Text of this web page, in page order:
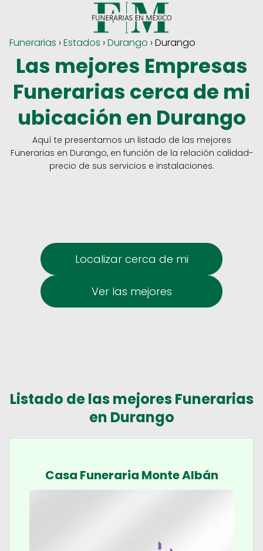
Funerarias ›Estados ›Durango › Durango
Las mejores Empresas
Funerarias cerca de mi
ubicación en Durango
Aquí te presentamos un listado de las mejores
Funerarias en Durango, en función de la relación calidad-
precio de sus servicios e instalaciones.
Localizar cerca de mi
Ver las mejores
Listado de las mejores Funerarias
en Durango
Casa Funeraria Monte Albán